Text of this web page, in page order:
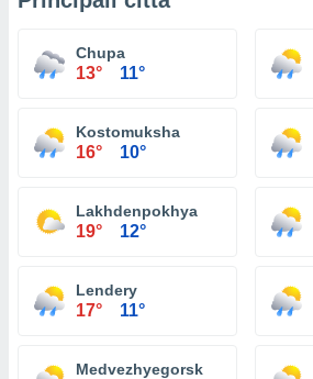
Chupa
13° 11°
Kostomuksha
16° 10°
Lakhdenpokhya
19° 12°
Lendery
17° 11°
Medvezhyegorsk